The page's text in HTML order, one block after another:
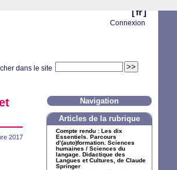
[ fr ]
Connexion
dans le site
2017
Navigation
Articles de la rubrique
Compte rendu : Les dix
Essentiels. Parcours
d’(auto)formation. Sciences
humaines / Sciences du
langage. Didactique des
Langues et Cultures, de Claude
Springer